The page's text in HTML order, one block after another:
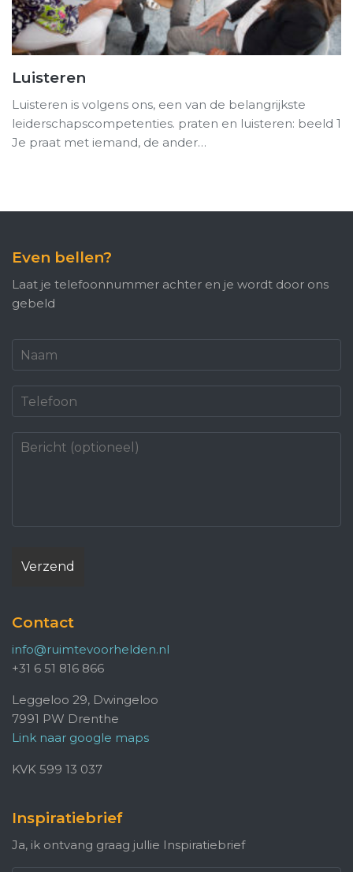
Luisteren
Luisteren is volgens ons, een van de belangrijkste
leiderschapscompetenties. praten en luisteren: beeld 1
Je praat met iemand, de ander…
Even bellen?
Laat je telefoonnummer achter en je wordt door ons
gebeld
Contact
info@ruimtevoorhelden.nl
+31 6 51 816 866
Leggeloo 29, Dwingeloo
7991 PW Drenthe
Link naar google maps
KVK 599 13 037
Inspiratiebrief
Ja, ik ontvang graag jullie Inspiratiebrief